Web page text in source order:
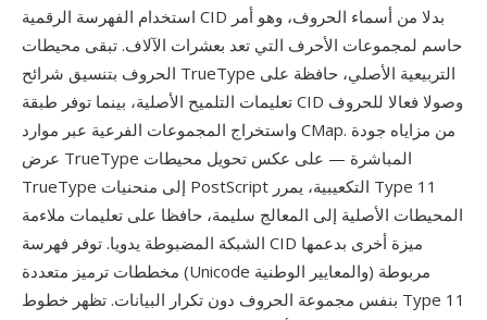
استخدام الفهرسة الرقمية CID بدلا من أسماء الحروف، وهو أمر
حاسم لمجموعات الأحرف التي تعد بعشرات الآلاف. تبقى محيطات
الحروف بتنسيق شرائح TrueType التربيعية الأصلي، حافظة على
تعليمات التلميح الأصلية، بينما توفر طبقة CID وصولا فعالا للحروف
واستخراج المجموعات الفرعية عبر موارد CMap. من مزاياه جودة
عرض TrueType المباشرة — على عكس تحويل محيطات
TrueType إلى منحنيات PostScript التكعيبية، يمرر Type 11
المحيطات الأصلية إلى المعالج سليمة، حافظا على تعليمات ملاءمة
الشبكة المضبوطة يدويا. توفر فهرسة CID ميزة أخرى بدعمها
مخططات ترميز متعددة (Unicode والمعايير الوطنية) مربوطة
بنفس مجموعة الحروف دون تكرار البيانات. تظهر خطوط Type 11